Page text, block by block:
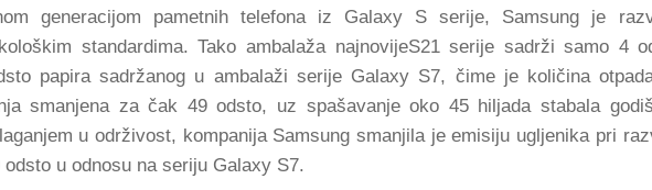
generacijom pametnih telefona iz Galaxy S serije, Samsung je
standardima. Tako ambalaža najnovijeS21 serije sadrži samo 4
papira sadržanog u ambalaži serije Galaxy S7, čime je količina
smanjena za čak 49 odsto, uz spašavanje oko 45 hiljada stabala
u održivost, kompanija Samsung smanjila je emisiju ugljenika pri
u odnosu na seriju Galaxy S7.